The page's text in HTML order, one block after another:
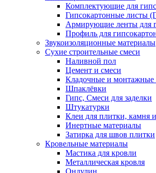
Комплектующие для
Гипсокартонные листы
Армирующие ленты для
Профиль для
Звукоизоляционные материалы
Сухие строительные смеси
Наливной пол
Цемент и смеси
Кладочные и монтажные
Шпаклёвки
Гипс, Смеси для заделки
Штукатурки
Клеи для плитки, камня
Инертные материалы
Затирка для швов плитки
Кровельные материалы
Мастика для кровли
Металлическая кровля
Ондулин